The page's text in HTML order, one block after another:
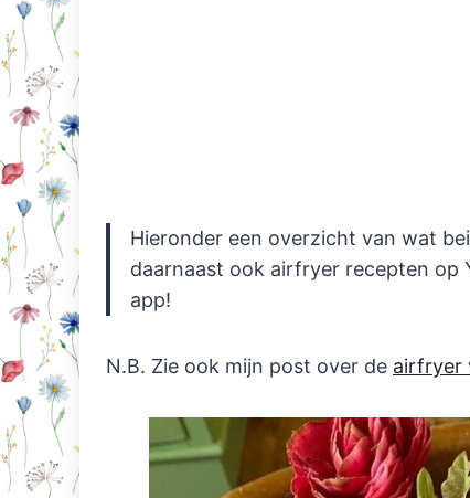
Hieronder een overzicht van wat
daarnaast ook airfryer recepten op
app!
N.B. Zie ook mijn post over de airfryer